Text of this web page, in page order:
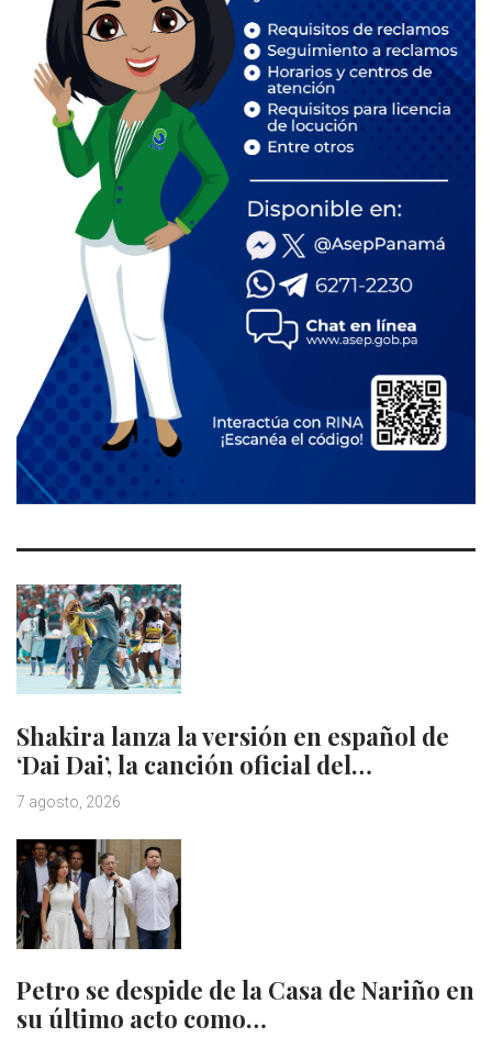
Shakira lanza la versión en español de
‘Dai Dai’, la canción oficial del…
7 agosto, 2026
Petro se despide de la Casa de Nariño en
su último acto como…